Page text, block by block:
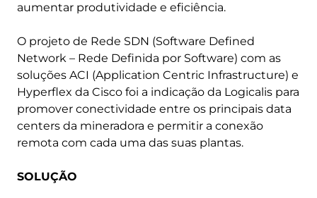
aumentar produtividade e eficiência.
O projeto de Rede SDN (Software Defined
Network – Rede Definida por Software) com as
soluções ACI (Application Centric Infrastructure) e
Hyperflex da Cisco foi a indicação da Logicalis para
promover conectividade entre os principais data
centers da mineradora e permitir a conexão
remota com cada uma das suas plantas.
SOLUÇÃO